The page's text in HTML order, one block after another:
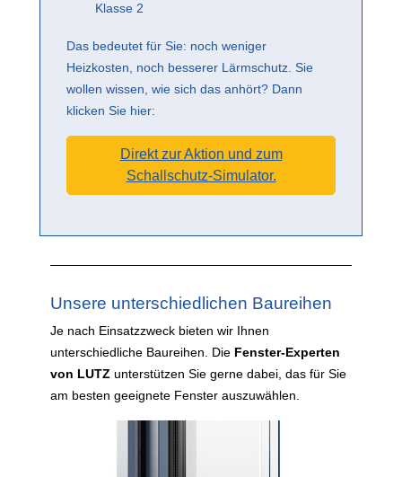
Klasse 2
Das bedeutet für Sie: noch weniger
Heizkosten, noch besserer Lärmschutz. Sie
wollen wissen, wie sich das anhört? Dann
klicken Sie hier:
Direkt zur Aktion und zum
Schallschutz-Simulator.
Unsere unterschiedlichen Baureihen
Je nach Einsatzzweck bieten wir Ihnen
unterschiedliche Baureihen. Die Fenster-Experten
von LUTZ unterstützen Sie gerne dabei, das für Sie
am besten geeignete Fenster auszuwählen.